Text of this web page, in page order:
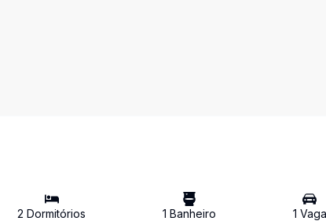
2 Dormitórios 1 Banheiro 1 Vaga